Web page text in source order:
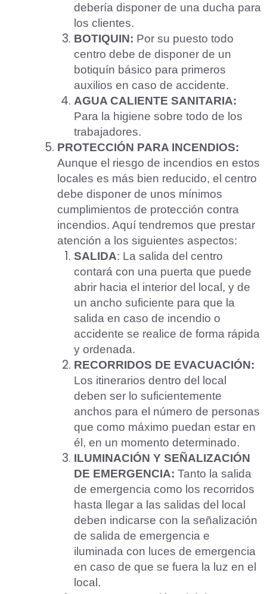
debería disponer de una ducha para
los clientes.
BOTIQUIN: Por su puesto todo
centro debe de disponer de un
botiquín básico para primeros
auxilios en caso de accidente.
AGUA CALIENTE SANITARIA:
Para la higiene sobre todo de los
trabajadores.
PROTECCIÓN PARA INCENDIOS:
Aunque el riesgo de incendios en estos
locales es más bien reducido, el centro
debe disponer de unos mínimos
cumplimientos de protección contra
incendios. Aquí tendremos que prestar
atención a los siguientes aspectos:
SALIDA: La salida del centro
contará con una puerta que puede
abrir hacia el interior del local, y de
un ancho suficiente para que la
salida en caso de incendio o
accidente se realice de forma rápida
y ordenada.
RECORRIDOS DE EVACUACIÓN:
Los itinerarios dentro del local
deben ser lo suficientemente
anchos para el número de personas
que como máximo puedan estar en
él, en un momento determinado.
ILUMINACIÓN Y SEÑALIZACIÓN
DE EMERGENCIA: Tanto la salida
de emergencia como los recorridos
hasta llegar a las salidas del local
deben indicarse con la señalización
de salida de emergencia e
iluminada con luces de emergencia
en caso de que se fuera la luz en el
local.
Aceptar Política Privacidad*
Solicitar Asesoramiento